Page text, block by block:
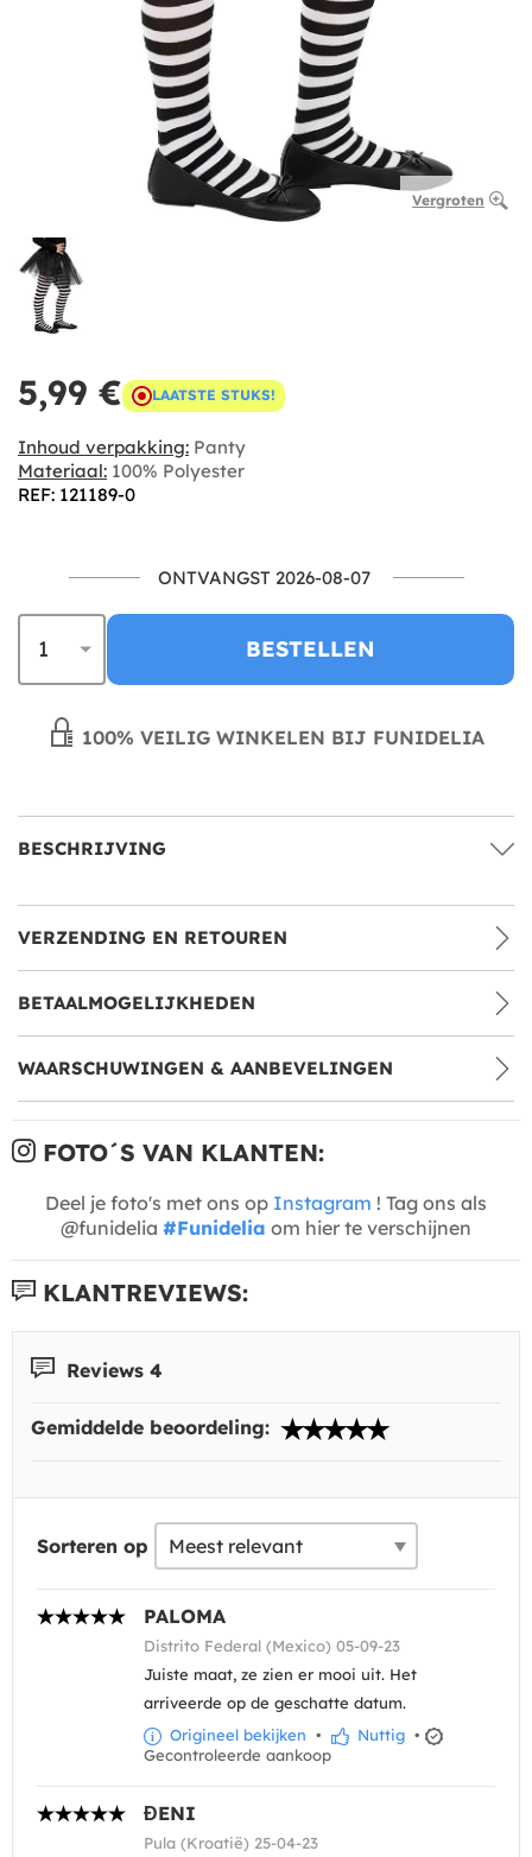
Vergroten
5,99 € LAATSTE STUKS!
Inhoud verpakking: Panty
Materiaal: 100% Polyester
REF: 121189-0
ONTVANGST 2026-08-07
BESTELLEN
100% VEILIG WINKELEN BIJ FUNIDELIA
BESCHRIJVING
VERZENDING EN RETOUREN
BETAALMOGELIJKHEDEN
WAARSCHUWINGEN & AANBEVELINGEN
FOTO´S VAN KLANTEN:
Deel je foto's met ons op Instagram ! Tag ons als
@funidelia #Funidelia om hier te verschijnen
KLANTREVIEWS:
Reviews 4
Gemiddelde beoordeling:
Sorteren op
PALOMA
Distrito Federal (Mexico) 05-09-23
Juiste maat, ze zien er mooi uit. Het
arriveerde op de geschatte datum.
Origineel bekijken • Nuttig •
Gecontroleerde aankoop
ĐENI
Pula (Kroatië) 25-04-23